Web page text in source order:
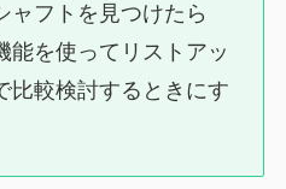
ャフトを見つけたら
能を使ってリストアッ
比較検討するときにす